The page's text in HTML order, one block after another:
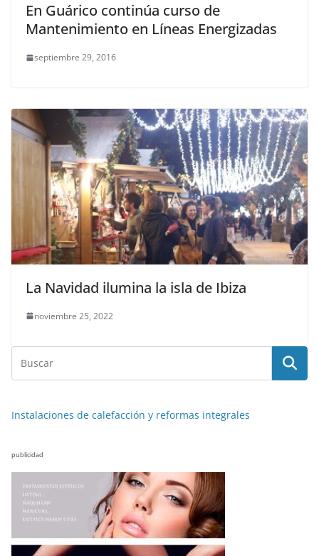
En Guárico continúa curso de
Mantenimiento en Líneas Energizadas
septiembre 29, 2016
La Navidad ilumina la isla de Ibiza
noviembre 25, 2022
Instalaciones de calefacción y reformas integrales
publicidad